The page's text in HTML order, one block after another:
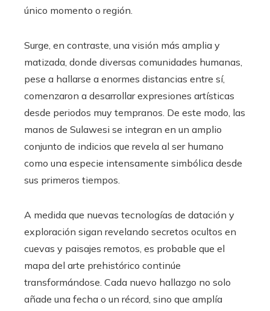
único momento o región.
Surge, en contraste, una visión más amplia y
matizada, donde diversas comunidades humanas,
pese a hallarse a enormes distancias entre sí,
comenzaron a desarrollar expresiones artísticas
desde periodos muy tempranos. De este modo, las
manos de Sulawesi se integran en un amplio
conjunto de indicios que revela al ser humano
como una especie intensamente simbólica desde
sus primeros tiempos.
A medida que nuevas tecnologías de datación y
exploración sigan revelando secretos ocultos en
cuevas y paisajes remotos, es probable que el
mapa del arte prehistórico continúe
transformándose. Cada nuevo hallazgo no solo
añade una fecha o un récord, sino que amplía